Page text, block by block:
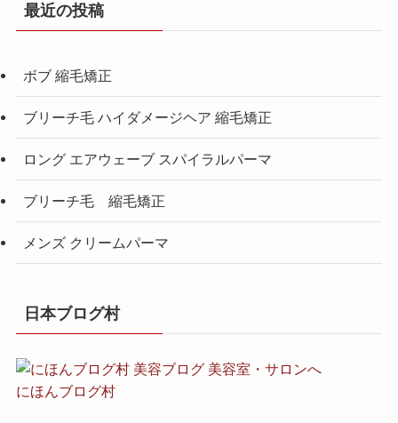
最近の投稿
ボブ 縮毛矯正
ブリーチ毛 ハイダメージヘア 縮毛矯正
ロング エアウェーブ スパイラルパーマ
ブリーチ毛 縮毛矯正
メンズ クリームパーマ
日本ブログ村
にほんブログ村